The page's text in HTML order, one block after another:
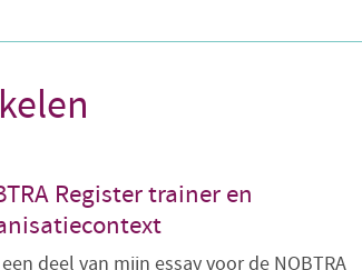
Register trainer en
deel van mijn essay voor de NOBTRA